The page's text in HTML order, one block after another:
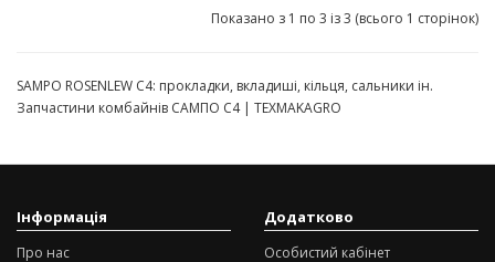
Показано з 1 по 3 із 3 (всього 1 сторінок)
SAMPO ROSENLEW C4: прокладки, вкладиші, кільця, сальники ін.
Запчастини комбайнів САМПО C4 | TEXMAKAGRO
Інформація
Про нас
Додатково
Особистий кабінет